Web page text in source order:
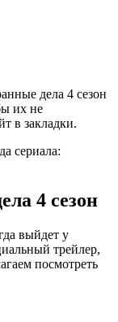
дела 4 сезон
их не
в закладки.
сериала:
4 сезон
выйдет у
трейлер,
посмотреть